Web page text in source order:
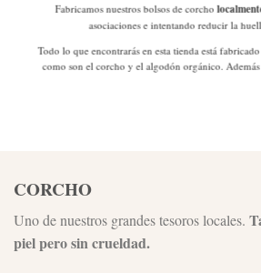
Fabricamos nuestros bolsos de corcho
asociaciones e intentando reducir la
Todo lo que encontrarás en esta tienda está
como son el corcho y el algodón orgánico.
CORCHO
Uno de nuestros grandes tesoros locales.
piel pero sin crueldad.